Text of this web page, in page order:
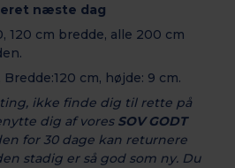
næste dag
120 cm bredde, alle 200 cm
cm, højde: 9 cm.
ikke finde dig til rette på
dig af vores SOV GODT
for 30 dage kan returnere
stadig er så god som ny. Du